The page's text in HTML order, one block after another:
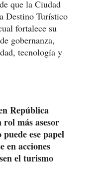
que la Ciudad
Destino Turístico
fortalece su
gobernanza,
tecnología y
República
más asesor
ese papel
en acciones
el turismo